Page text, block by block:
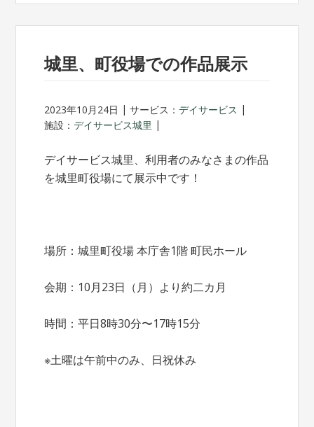
城里、町役場での作品展示
2023年10月24日 サービス：デイサービス
施設：デイサービス城里
デイサービス城里、利用者のみなさまの作品
を城里町役場にて展示中です！
場所：城里町役場 本庁舎1階 町民ホール
会期：10月23日（月）より約二カ月
時間：平日8時30分〜17時15分
※土曜は午前中のみ、日祝休み